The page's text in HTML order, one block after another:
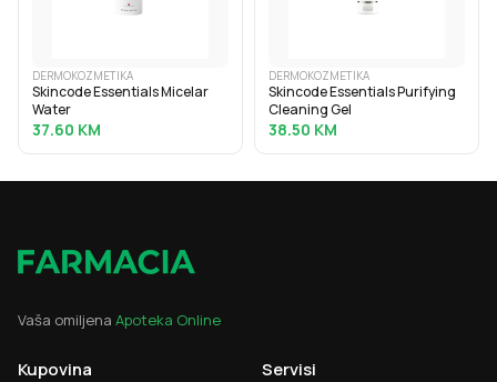
DERMOKOZMETIKA
Skincode Essentials Micelar
Water
37.60 KM
DERMOKOZMETIKA
Skincode Essentials Purifying
Cleaning Gel
38.50 KM
Vaša omiljena Apoteka Online
Kupovina Servisi